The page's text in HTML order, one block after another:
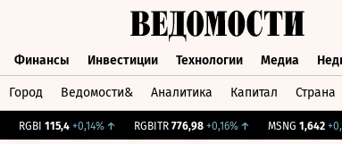
Финансы Инвестиции Технологии Медиа
Город Ведомости& Аналитика Капитал Страна
RGBI 115,4 +0,14%↑ RGBITR 776,98 +0,16%↑ MSNG 1,642 +0,18%